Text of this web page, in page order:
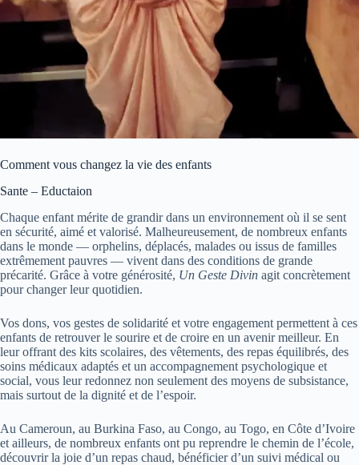
Comment vous changez la vie des enfants
Sante – Eductaion
Chaque enfant mérite de grandir dans un environnement où il se sent
en sécurité, aimé et valorisé. Malheureusement, de nombreux enfants
dans le monde — orphelins, déplacés, malades ou issus de familles
extrêmement pauvres — vivent dans des conditions de grande
précarité. Grâce à votre générosité, Un Geste Divin agit concrètement
pour changer leur quotidien.
Vos dons, vos gestes de solidarité et votre engagement permettent à ces
enfants de retrouver le sourire et de croire en un avenir meilleur. En
leur offrant des kits scolaires, des vêtements, des repas équilibrés, des
soins médicaux adaptés et un accompagnement psychologique et
social, vous leur redonnez non seulement des moyens de subsistance,
mais surtout de la dignité et de l’espoir.
Au Cameroun, au Burkina Faso, au Congo, au Togo, en Côte d’Ivoire
et ailleurs, de nombreux enfants ont pu reprendre le chemin de l’école,
découvrir la joie d’un repas chaud, bénéficier d’un suivi médical ou